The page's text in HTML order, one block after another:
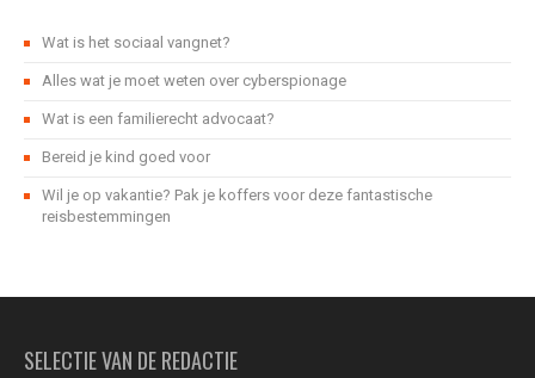
Wat is het sociaal vangnet?
Alles wat je moet weten over cyberspionage
Wat is een familierecht advocaat?
Bereid je kind goed voor
Wil je op vakantie? Pak je koffers voor deze fantastische
reisbestemmingen
SELECTIE VAN DE REDACTIE